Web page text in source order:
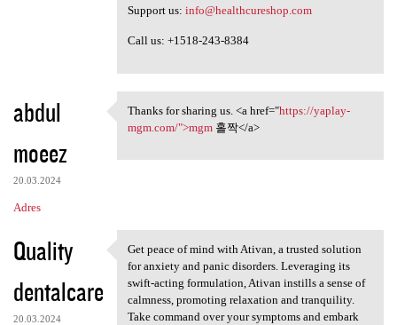
Support us: info@healthcureshop.com
Call us: +1518-243-8384
abdul
moeez
20.03.2024
Adres
Thanks for sharing us. <a
Thanks for sharing us. <a href="https://yaplay-
mgm.com/">mgm홀짝</a>
Quality
dentalcare
20.03.2024
Get peace of mind with Ativan
Get peace of mind with Ativan, a trusted solution
for anxiety and panic disorders. Leveraging its
swift-acting formulation, Ativan instills a sense of
calmness, promoting relaxation and tranquility.
Take command over your symptoms and embark